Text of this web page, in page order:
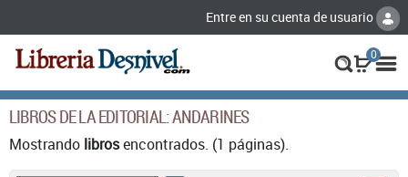
Entre en su cuenta de usuario
0
LIBROS DE LA EDITORIAL: ANDARINES
Mostrando librosencontrados. (1 páginas).